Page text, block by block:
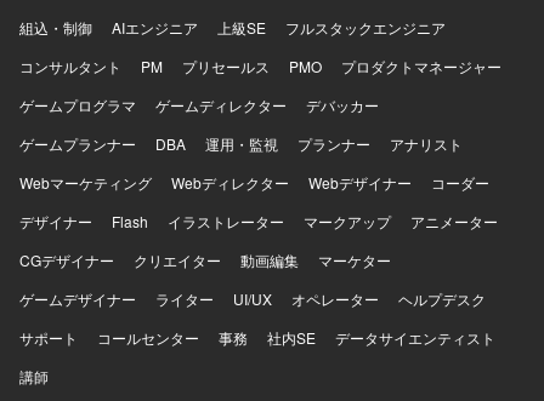
組込・制御
AIエンジニア 上級SE
フルスタックエンジニア
コンサルタント
PM プリセールス PMO
プロダクトマネージャー
ゲームプログラマ
ゲームディレクター
デバッカー
ゲームプランナー
DBA 運用・監視 プランナー
アナリスト
Webマーケティング
Webディレクター Webデザイナー
コーダー
デザイナー
Flash イラストレーター マークアップ
アニメーター
CGデザイナー
クリエイター 動画編集
マーケター
ゲームデザイナー
ライター UI/UX オペレーター
ヘルプデスク
サポート
コールセンター 事務 社内SE
データサイエンティスト
講師